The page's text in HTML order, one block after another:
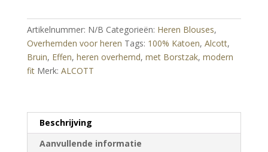
–
100%
Katoen
|
Effen
aantal
Artikelnummer: N/B Categorieën: Heren Blouses,
Overhemden voor heren Tags: 100% Katoen, Alcott,
Bruin, Effen, heren overhemd, met Borstzak, modern
fit Merk: ALCOTT
Beschrijving
Aanvullende informatie